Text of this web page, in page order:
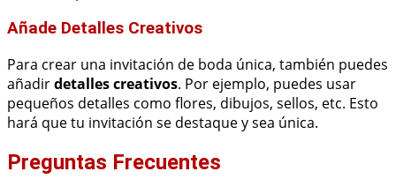
Añade Detalles Creativos
Para crear una invitación de boda única, también puedes
añadirdetalles creativos. Por ejemplo, puedes usar
pequeños detalles como flores, dibujos, sellos, etc. Esto
hará que tu invitación se destaque y sea única.
Preguntas Frecuentes